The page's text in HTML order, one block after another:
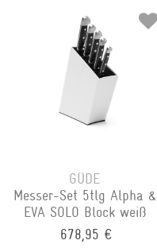
GÜDE
Messer-Set 5tlg Alpha &
EVA SOLO Block weiß
678,95 €